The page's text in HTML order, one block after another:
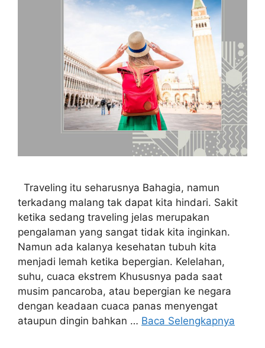
Traveling itu seharusnya Bahagia, namun
terkadang malang tak dapat kita hindari. Sakit
ketika sedang traveling jelas merupakan
pengalaman yang sangat tidak kita inginkan.
Namun ada kalanya kesehatan tubuh kita
menjadi lemah ketika bepergian. Kelelahan,
suhu, cuaca ekstrem Khususnya pada saat
musim pancaroba, atau bepergian ke negara
dengan keadaan cuaca panas menyengat
ataupun dingin bahkan … Baca Selengkapnya